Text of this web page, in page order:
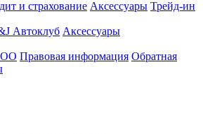
и страхование Аксессуары Трейд-ин
Автоклуб Аксессуары
Правовая информация Обратная